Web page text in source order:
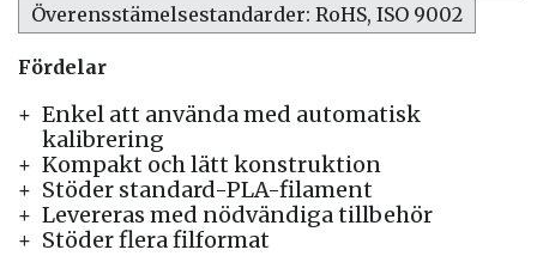
Fördelar
Enkel att använda med automatisk
kalibrering
Kompakt och lätt konstruktion
Stöder standard-PLA-filament
Levereras med nödvändiga tillbehör
Stöder flera filformat
Överensstämelsestandarder: RoHS, ISO 9002